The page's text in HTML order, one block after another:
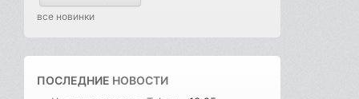
все новинки
ПОСЛЕДНИЕ НОВОСТИ